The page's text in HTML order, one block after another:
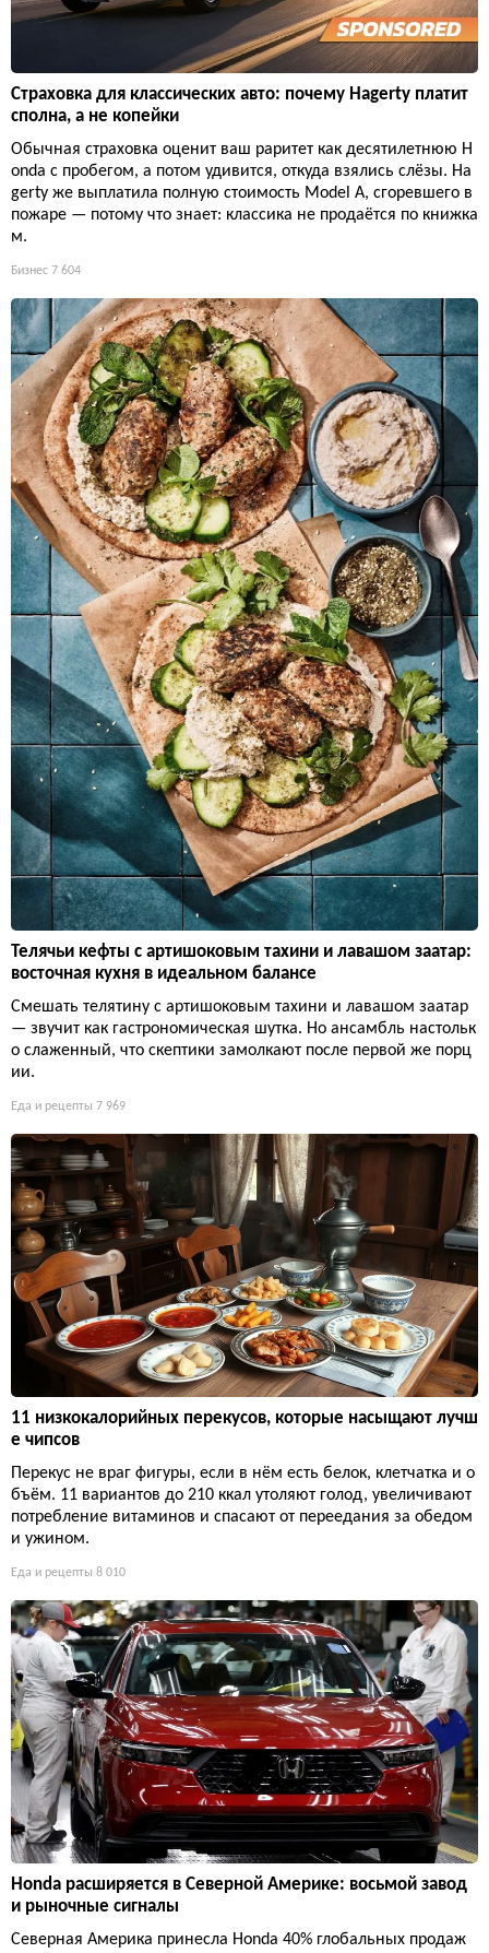
Страховка для классических авто: почему Hagerty платит
сполна, а не копейки
Обычная страховка оценит ваш раритет как десятилетнюю H
onda с пробегом, а потом удивится, откуда взялись слёзы. Ha
gerty же выплатила полную стоимость Model A, сгоревшего в
пожаре — потому что знает: классика не продаётся по книжка
м.
Бизнес 7 604
Телячьи кефты с артишоковым тахини и лавашом заатар:
восточная кухня в идеальном балансе
Смешать телятину с артишоковым тахини и лавашом заатар
— звучит как гастрономическая шутка. Но ансамбль настольк
о слаженный, что скептики замолкают после первой же порц
ии.
Еда и рецепты 7 969
11 низкокалорийных перекусов, которые насыщают лучш
е чипсов
Перекус не враг фигуры, если в нём есть белок, клетчатка и о
бъём. 11 вариантов до 210 ккал утоляют голод, увеличивают
потребление витаминов и спасают от переедания за обедом
и ужином.
Еда и рецепты 8 010
Honda расширяется в Северной Америке: восьмой завод
и рыночные сигналы
Северная Америка принесла Honda 40% глобальных продаж